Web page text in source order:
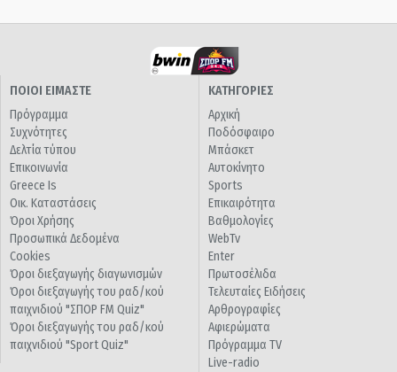
ΠΟΙΟΙ ΕΙΜΑΣΤΕ
Πρόγραμμα
Συχνότητες
Δελτία τύπου
Επικοινωνία
Greece Is
Οικ. Καταστάσεις
Όροι Χρήσης
Προσωπικά Δεδομένα
Cookies
Όροι διεξαγωγής διαγωνισμών
Όροι διεξαγωγής του ραδ/κού
παιχνιδιού "ΣΠΟΡ FM Quiz"
Όροι διεξαγωγής του ραδ/κού
παιχνιδιού "Sport Quiz"
ΚΑΤΗΓΟΡΙΕΣ
Αρχική
Ποδόσφαιρο
Μπάσκετ
Αυτοκίνητο
Sports
Επικαιρότητα
Βαθμολογίες
WebTv
Enter
Πρωτοσέλιδα
Τελευταίες Ειδήσεις
Αρθρογραφίες
Αφιερώματα
Πρόγραμμα TV
Live-radio